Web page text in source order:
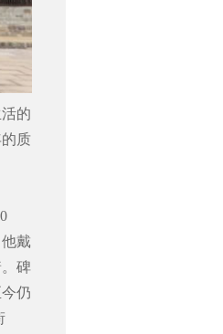
的
质
戴
碑
仍